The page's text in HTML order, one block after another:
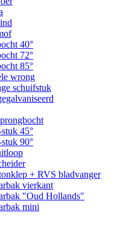
40°
72°
85°
wrong
schuifstuk
45°
90°
+ RVS bladvanger
vierkant
"Oud Hollands"
mini